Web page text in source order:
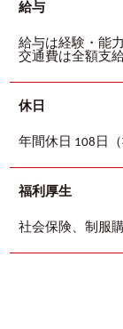
給与
給与は経験・能
交通費は全額支
休日
年間休日 108日
福利厚生
社会保険、制服